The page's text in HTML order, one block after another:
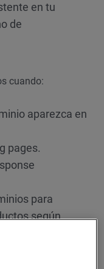
en tu
de
cuando:
aparezca en
pages.
para
según
tu negocio.